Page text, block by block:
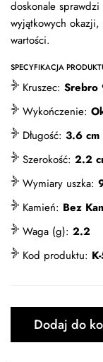
doskonale
wyjątkowych
wartości.
SPECYFIKACJA
Kruszec: Srebro
Wykończenie:
Długość: 3.6 cm
Szerokość: 2.2
Wymiary uszka:
Kamień: Bez
Waga (g): 2.2
Kod produktu:
Dodaj do